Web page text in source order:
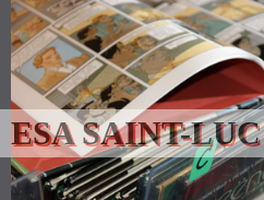
ESA SAINT-